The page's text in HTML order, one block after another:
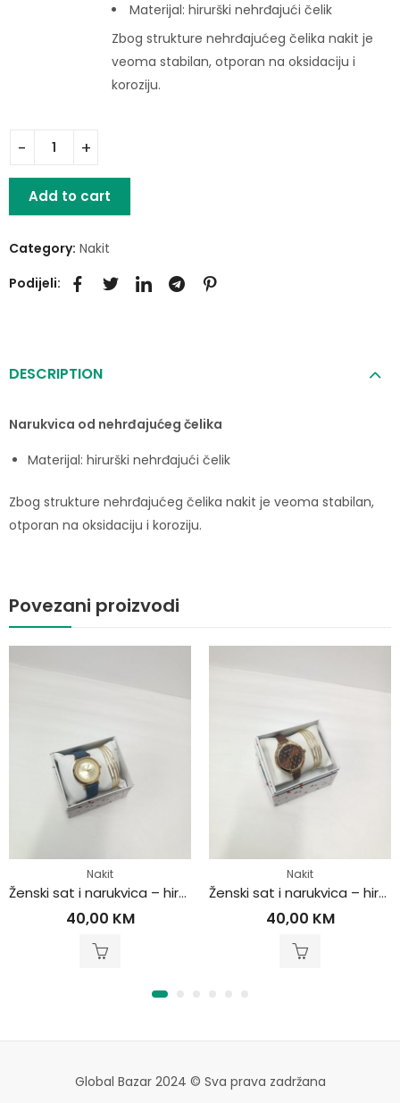
Materijal: hirurški nehrđajući čelik
Zbog strukture nehrđajućeg čelika nakit je
veoma stabilan, otporan na oksidaciju i
koroziju.
Add to cart
Category: Nakit
Podijeli:
DESCRIPTION
Narukvica od nehrđajućeg čelika
Materijal: hirurški nehrđajući čelik
Zbog strukture nehrđajućeg čelika nakit je veoma stabilan,
otporan na oksidaciju i koroziju.
Povezani proizvodi
Nakit
Ženski sat i narukvica – hirurški čelik
40,00 KM
Nakit
Ženski sat i narukvica – hirurški čelik
40,00 KM
Global Bazar 2024 © Sva prava zadržana